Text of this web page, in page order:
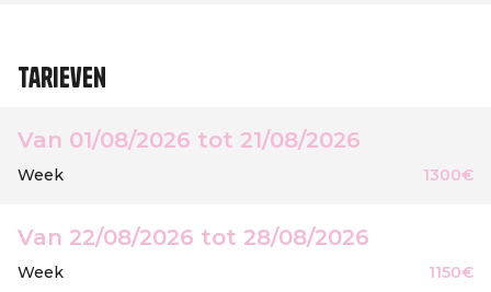
Tarieven
Van 01/08/2026 tot 21/08/2026
Week 1300€
Van 22/08/2026 tot 28/08/2026
Week 1150€